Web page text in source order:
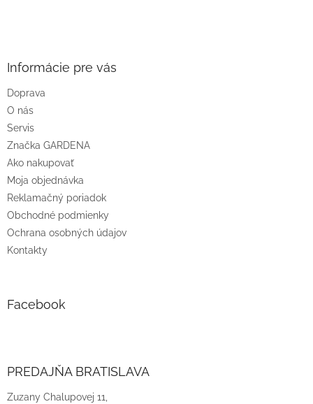
e
Informácie pre vás
Doprava
O nás
Servis
Značka GARDENA
Ako nakupovať
Moja objednávka
Reklamačný poriadok
Obchodné podmienky
Ochrana osobných údajov
Kontakty
Facebook
PREDAJŇA BRATISLAVA
Zuzany Chalupovej 11,